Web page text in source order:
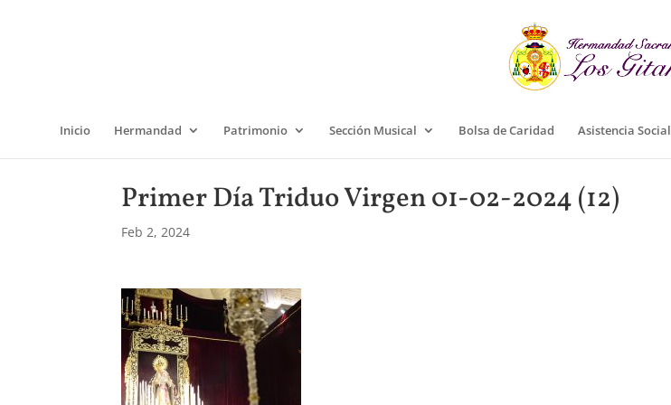
Inicio Hermandad Patrimonio Sección Musical Bolsa de Caridad Asistencia Social
Primer Día Triduo Virgen 01-02-2024 (12)
Feb 2, 2024